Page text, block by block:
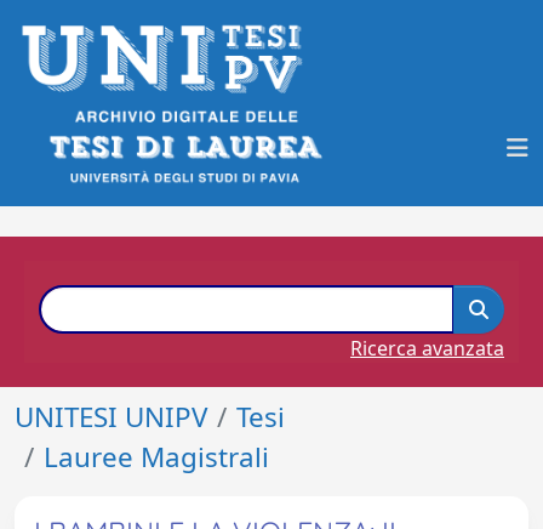
Ricerca avanzata
UNITESI UNIPV
Tesi
Lauree Magistrali